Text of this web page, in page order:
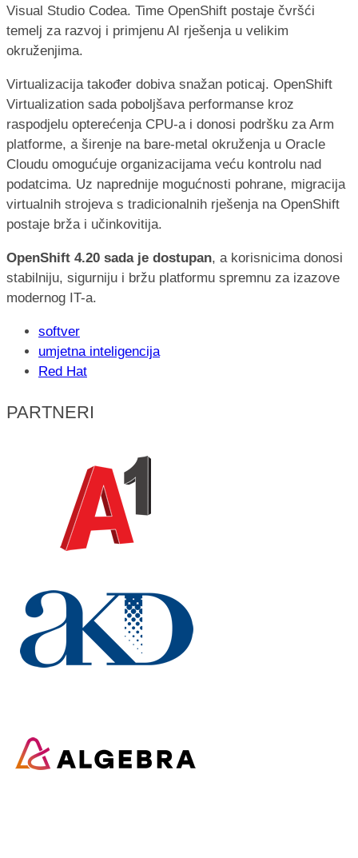
Visual Studio Codea. Time OpenShift postaje čvršći
temelj za razvoj i primjenu AI rješenja u velikim
okruženjima.
Virtualizacija također dobiva snažan poticaj. OpenShift
Virtualization sada poboljšava performanse kroz
raspodjelu opterećenja CPU-a i donosi podršku za Arm
platforme, a širenje na bare-metal okruženja u Oracle
Cloudu omogućuje organizacijama veću kontrolu nad
podatcima. Uz naprednije mogućnosti pohrane, migracija
virtualnih strojeva s tradicionalnih rješenja na OpenShift
postaje brža i učinkovitija.
OpenShift 4.20 sada je dostupan, a korisnicima donosi
stabilniju, sigurniju i bržu platformu spremnu za izazove
modernog IT-a.
softver
umjetna inteligencija
Red Hat
PARTNERI